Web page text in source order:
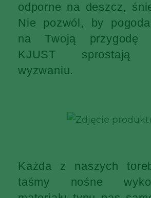
odporne na deszcz,
Nie pozwól, by pogoda
na Twoją
KJUST sprostają
wyzwaniu.
Każda z naszych
taśmy nośne